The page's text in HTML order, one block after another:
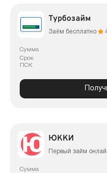
Турбозайм
Заём бесплатно
Сумма
Срок
ПСК
ЮККИ
Первый займ
Сумма